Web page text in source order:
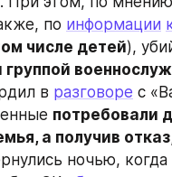
по информации
числе детей),
в разговоре с
потребовали
а получив
ночью,